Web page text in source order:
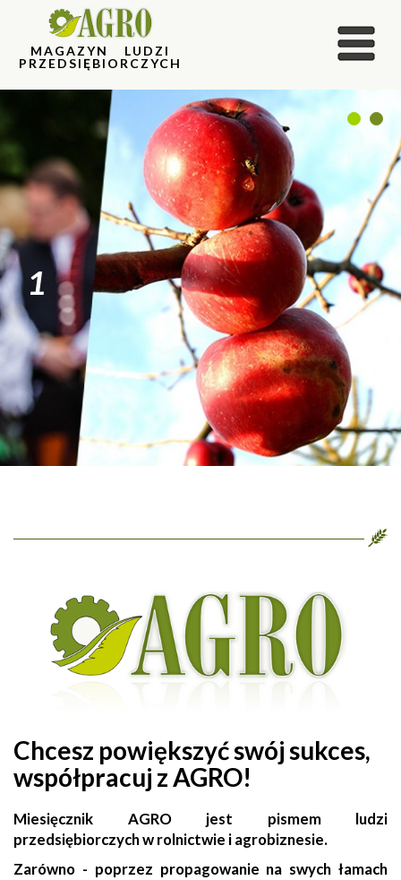
MAGAZYN LUDZI
PRZEDSIĘBIORCZYCH
1
1 2
Chcesz powiększyć swój sukces,
współpracuj z AGRO!
Miesięcznik AGRO jest pismem ludzi
przedsiębiorczych w rolnictwie i agrobiznesie.
Zarówno - poprzez propagowanie na swych łamach